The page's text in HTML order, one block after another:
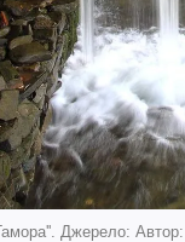
Джерело: